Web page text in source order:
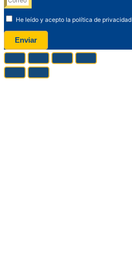
He leído y acepto la política de privacidad
Enviar